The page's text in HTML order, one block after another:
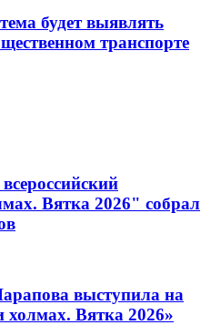
будет выявлять
транспорте
Вятка 2026" собрал
выступила на
Вятка 2026»